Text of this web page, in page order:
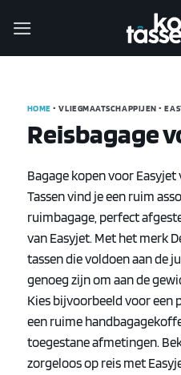
naar
HOME • VLIEGMAATSCHAPPIJEN •
Reisbagage
Bagage kopen voor
Tassen vind je een ruim
ruimbagage, perfect
van Easyjet. Met het merk
tassen die voldoen aan de
genoeg zijn om aan de
Kies bijvoorbeeld voor een
een ruime
toegestane afmetingen.
zorgeloos op reis met